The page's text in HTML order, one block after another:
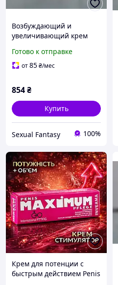
Возбуждающий и
увеличивающий крем
Bigist-Cream Superman,
18 мл интенсивный уход
Готово к отправке
от85₴/мес
854₴
Купить
Sexual Fantasy 100%
Крем для потенции с
быстрым действием Penis